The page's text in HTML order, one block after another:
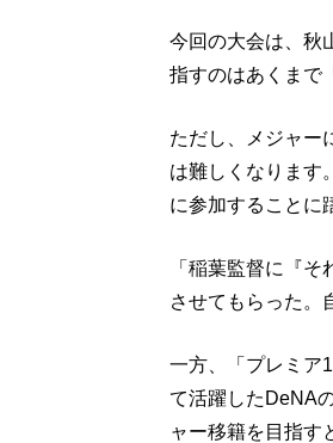
今回の大会は、秋
指すのはあくまで
ただし、メジャー
は難しくなります
に参加することに
「稲葉監督に『
させてもらった。
一方、「プレミア
て活躍したDeNA
ャー移籍を目指す